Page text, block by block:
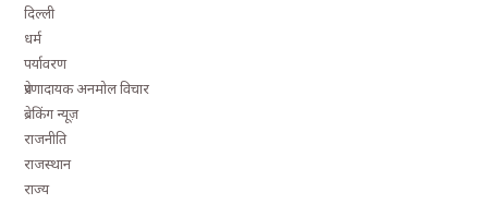
दिल्ली
धर्म
पर्यावरण
प्रेरणादायक अनमोल विचार
ब्रेकिंग न्यूज़
राजनीति
राजस्थान
राज्य